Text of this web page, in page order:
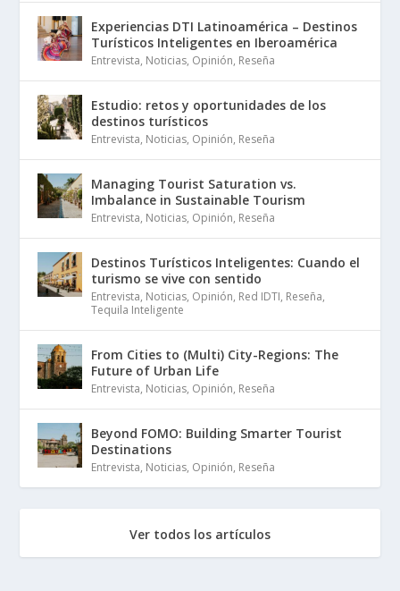
Experiencias DTI Latinoamérica – Destinos
Turísticos Inteligentes en Iberoamérica
Entrevista, Noticias, Opinión, Reseña
Estudio: retos y oportunidades de los
destinos turísticos
Entrevista, Noticias, Opinión, Reseña
Managing Tourist Saturation vs.
Imbalance in Sustainable Tourism
Entrevista, Noticias, Opinión, Reseña
Destinos Turísticos Inteligentes: Cuando el
turismo se vive con sentido
Entrevista, Noticias, Opinión, Red IDTI, Reseña,
Tequila Inteligente
From Cities to (Multi) City-Regions: The
Future of Urban Life
Entrevista, Noticias, Opinión, Reseña
Beyond FOMO: Building Smarter Tourist
Destinations
Entrevista, Noticias, Opinión, Reseña
Ver todos los artículos